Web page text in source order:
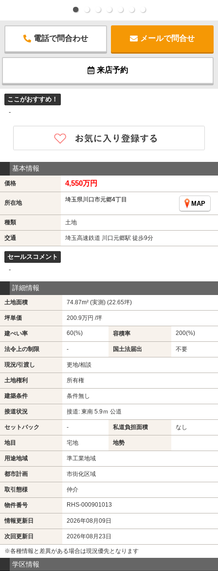
電話で問合わせ メールで問合せ
来店予約
ここがおすすめ！
-
基本情報
価格 4,550万円
所在地 埼玉県川口市元郷4丁目
MAP
種類 土地
交通 埼玉高速鉄道 川口元郷駅 徒歩9分
セールスコメント
-
詳細情報
土地面積 74.87m² (実測) (22.65坪)
坪単価 200.9万円 /坪
建ぺい率 60(%) 容積率 200(%)
法令上の制限 - 国土法届出 不要
現況/引渡し 更地/相談
土地権利 所有権
建築条件 条件無し
接道状況 接道: 東南 5.9ｍ 公道
セットバック - 私道負担面積 なし
地目 宅地 地勢
用途地域 準工業地域
都市計画 市街化区域
取引態様 仲介
物件番号 RHS-000901013
情報更新日 2026年08月09日
次回更新日 2026年08月23日
※各種情報と差異がある場合は現況優先となります
学区情報